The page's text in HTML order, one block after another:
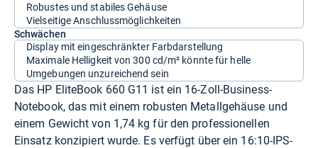
Robustes und stabiles Gehäuse
Vielseitige Anschlussmöglichkeiten
Schwächen
Display mit eingeschränkter Farbdarstellung
Maximale Helligkeit von 300 cd/m² könnte für helle
Umgebungen unzureichend sein
Das HP EliteBook 660 G11 ist ein 16-Zoll-Business-
Notebook, das mit einem robusten Metallgehäuse und
einem Gewicht von 1,74 kg für den professionellen
Einsatz konzipiert wurde. Es verfügt über ein 16:10-IPS-